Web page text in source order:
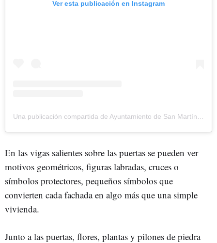
Ver esta publicación en Instagram
En las vigas salientes sobre las puertas se pueden ver
motivos geométricos, figuras labradas, cruces o
símbolos protectores, pequeños símbolos que
convierten cada fachada en algo más que una simple
vivienda.
Junto a las puertas, flores, plantas y pilones de piedra